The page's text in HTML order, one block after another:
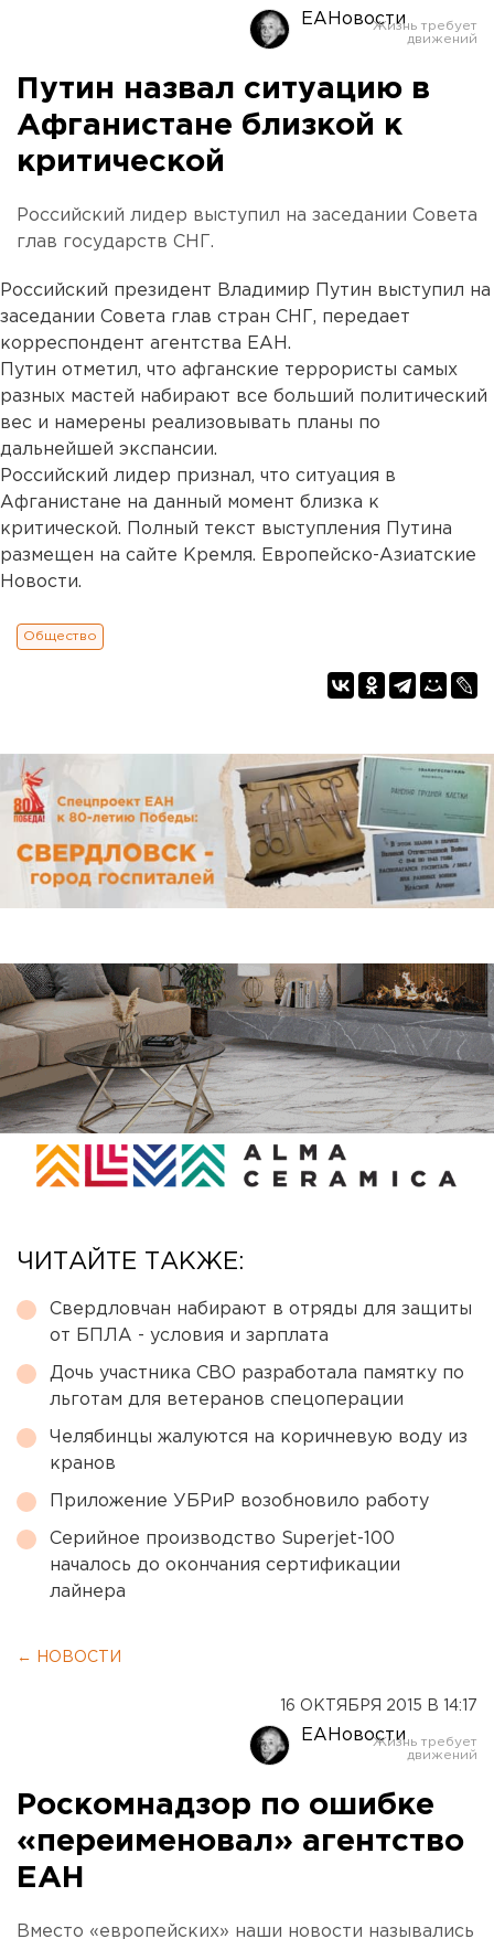
ЕАНовости
Путин назвал ситуацию в
Афганистане близкой к
критической
Российский лидер выступил на заседании Совета
глав государств СНГ.
Российский президент Владимир Путин выступил на
заседании Совета глав стран СНГ, передает
корреспондент агентства ЕАН.
Путин отметил, что афганские террористы самых
разных мастей набирают все больший политический
вес и намерены реализовывать планы по
дальнейшей экспансии.
Российский лидер признал, что ситуация в
Афганистане на данный момент близка к
критической. Полный текст выступления Путина
размещен на сайте Кремля. Европейско-Азиатские
Новости.
Общество
ЧИТАЙТЕ ТАКЖЕ:
Свердловчан набирают в отряды для защиты
от БПЛА - условия и зарплата
Дочь участника СВО разработала памятку по
льготам для ветеранов спецоперации
Челябинцы жалуются на коричневую воду из
кранов
Приложение УБРиР возобновило работу
Серийное производство Superjet-100
началось до окончания сертификации
лайнера
← НОВОСТИ
16 ОКТЯБРЯ 2015 В 14:17
ЕАНовости
Роскомнадзор по ошибке
«переименовал» агентство
ЕАН
Вместо «европейских» наши новости назывались